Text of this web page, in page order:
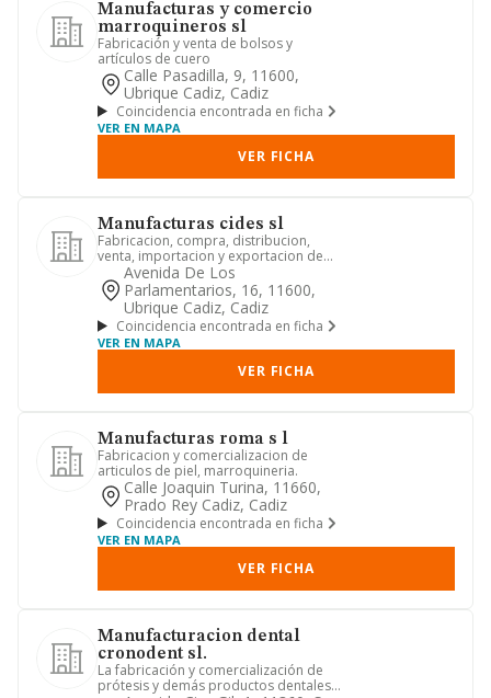
Manufacturas y comercio
marroquineros sl
Fabricación y venta de bolsos y
artículos de cuero
Calle Pasadilla, 9, 11600,
Ubrique Cadiz, Cadiz
Coincidencia encontrada en ficha
VER EN MAPA
VER FICHA
Manufacturas cides sl
Fabricacion, compra, distribucion,
venta, importacion y exportacion de
toda clase de articulos de p...
Avenida De Los
Parlamentarios, 16, 11600,
Ubrique Cadiz, Cadiz
Coincidencia encontrada en ficha
VER EN MAPA
VER FICHA
Manufacturas roma s l
Fabricacion y comercializacion de
articulos de piel, marroquineria.
Calle Joaquin Turina, 11660,
Prado Rey Cadiz, Cadiz
Coincidencia encontrada en ficha
VER EN MAPA
VER FICHA
Manufacturacion dental
cronodent sl.
La fabricación y comercialización de
prótesis y demás productos dentales